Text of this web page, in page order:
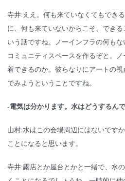
寺井:ええ。何も来ていなくてもでき
に、何も来ていないからこそ、でき
いう話ですね。ノーインフラの何もな
コミュニティスペースを作るぞと。
着できるのか。彼らなりにアートの
でみようということですね。
-電気は分かります。水はどうするんで
山村:水はこの会場周辺にはないです
ことになると思います。
寺井:露店とか屋台とかと一緒で、水